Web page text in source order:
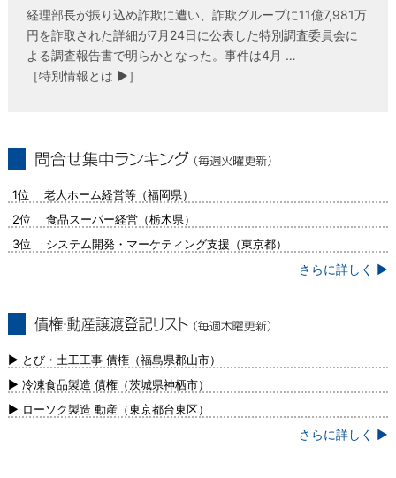
経理部長が振り込め詐欺に遭い、詐欺グループに11億7,981万
円を詐取された詳細が7月24日に公表した特別調査委員会に
よる調査報告書で明らかとなった。事件は4月 …
［特別情報とは ▶］
1位 老人ホーム経営等（福岡県）
2位 食品スーパー経営（栃木県）
3位 システム開発・マーケティング支援（東京都）
さらに詳しく ▶
新）
▶ とび・土工工事 債権（福島県郡山市）
▶ 冷凍食品製造 債権（茨城県神栖市）
▶ ローソク製造 動産（東京都台東区）
さらに詳しく ▶